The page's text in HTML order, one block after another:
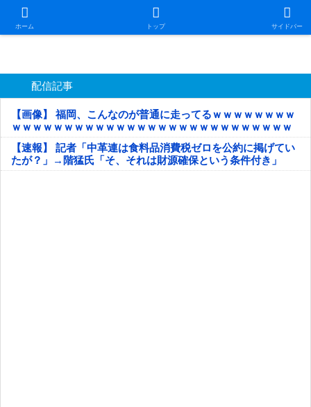
ホーム トップ サイドバー
日本第一！ニュース録
配信記事
【画像】 福岡、こんなのが普通に走ってるｗｗｗｗｗｗｗｗ
ｗｗｗｗｗｗｗｗｗｗｗｗｗｗｗｗｗｗｗｗｗｗｗｗｗｗｗ
ｗｗｗｗｗ
【速報】 記者「中革連は食料品消費税ゼロを公約に掲げてい
たが？」→階猛氏「そ、それは財源確保という条件付き」